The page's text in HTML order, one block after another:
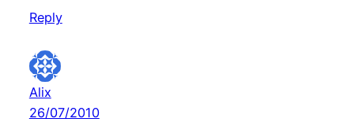
Reply
Alix
26/07/2010